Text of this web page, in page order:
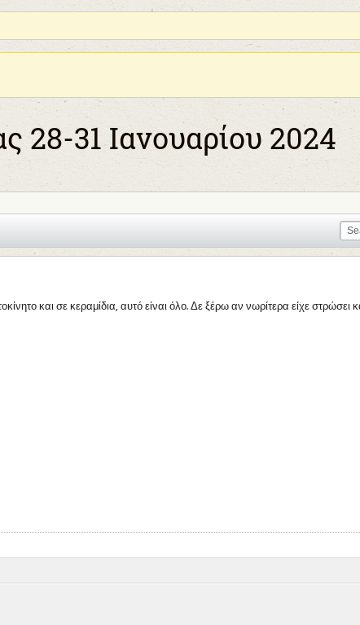
28-31 Ιανουαρίου 2024
και σε κεραμίδια, αυτό είναι όλο. Δε ξέρω αν νωρίτερα είχε